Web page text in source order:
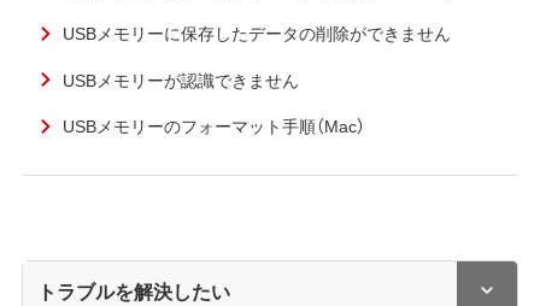
USBメモリーに保存したデータの削除ができません
USBメモリーが認識できません
USBメモリーのフォーマット手順（Mac）
トラブルを解決したい